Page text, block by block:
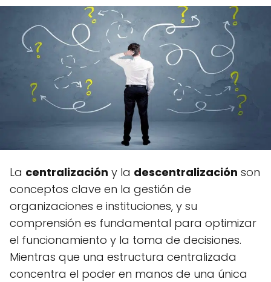
La centralización y la descentralización son
conceptos clave en la gestión de
organizaciones e instituciones, y su
comprensión es fundamental para optimizar
el funcionamiento y la toma de decisiones.
Mientras que una estructura centralizada
concentra el poder en manos de una única